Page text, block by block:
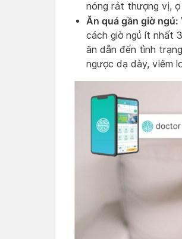
nóng rát thượng vị,
Ăn quá gần giờ ngủ:
cách giờ ngủ ít nhất
ăn dẫn đến tình
ngược dạ dày, viêm